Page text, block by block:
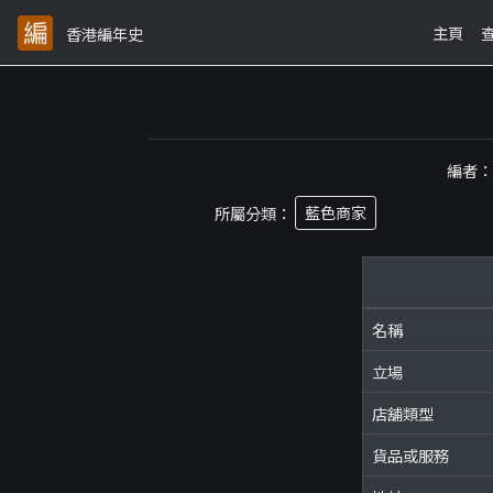
香港編年史 主頁
編者
所屬分類：
藍色商家
名稱
立場
店舖類型
貨品或服務